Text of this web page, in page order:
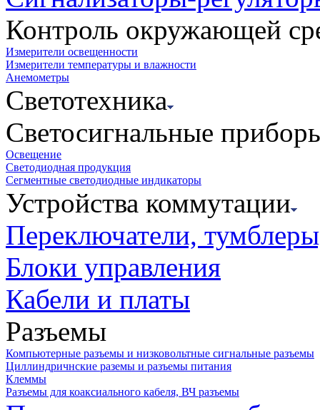
Контроль окружающей
Измерители освещенности
Измерители температуры и влажности
Анемометры
Светотехника
Светосигнальные
Освещение
Светодиодная продукция
Сегментные светодиодные индикаторы
Устройства коммутации
Переключатели,
Блоки управления
Кабели и платы
Разъемы
Компьютерные разъемы и низковольтные сигнальные разъемы
Циллиндричнские раземы и разъемы питания
Клеммы
Разъемы для коаксиального кабеля, ВЧ разъемы